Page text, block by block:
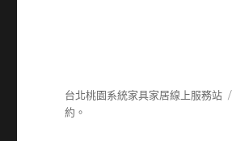
台北桃園系統家具家居線上服務站
約。